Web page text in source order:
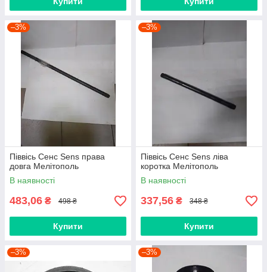
–3%
Піввісь Сенс Sens права
довга Мелітополь
В наявності
483,06 ₴ 498 ₴
Купити
–3%
Піввісь Сенс Sens ліва
коротка Мелітополь
В наявності
337,56 ₴ 348 ₴
Купити
–3% –3%